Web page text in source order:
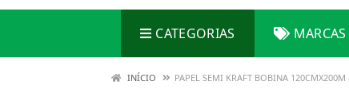
CATEGORIAS MARCAS
INÍCIO PAPEL SEMI KRAFT BOBINA 120CMX200M